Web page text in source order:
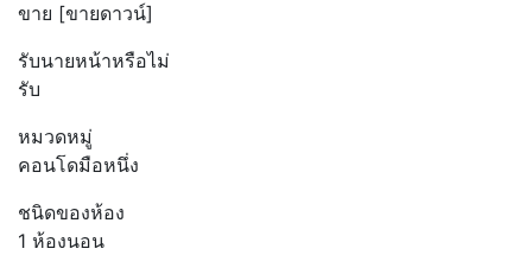
ขาย [ขายดาวน์]
รับนายหน้าหรือไม่
รับ
หมวดหมู่
คอนโดมือหนึ่ง
ชนิดของห้อง
1 ห้องนอน